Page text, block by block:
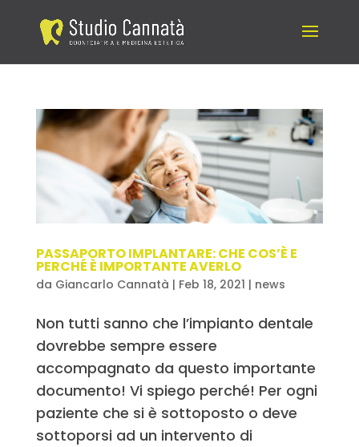
PASSAPORTO IMPLANTARE: CHE COS’È E
PERCHÉ È IMPORTANTE AVERLO
da Giancarlo Cannatà | Feb 18, 2021 | news
Non tutti sanno che l’impianto dentale
dovrebbe sempre essere
accompagnato da questo importante
documento! Vi spiego perché! Per ogni
paziente che si è sottoposto o deve
sottoporsi ad un intervento di